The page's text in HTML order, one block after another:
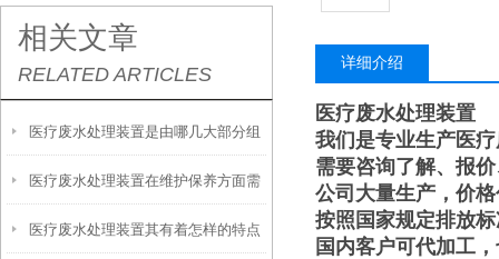
相关文章
RELATED ARTICLES
医疗废水处理装置是由哪几大部分组
成的呢？
医疗废水处理装置在维护保养方面需
从以下方面入手
医疗废水处理装置其有着怎样的特点
详细介绍
医疗废水处理装置
我们是专业生产医
需要咨询了解、报
公司大量生产，价
按照国家规定排放
国内客户可代加工